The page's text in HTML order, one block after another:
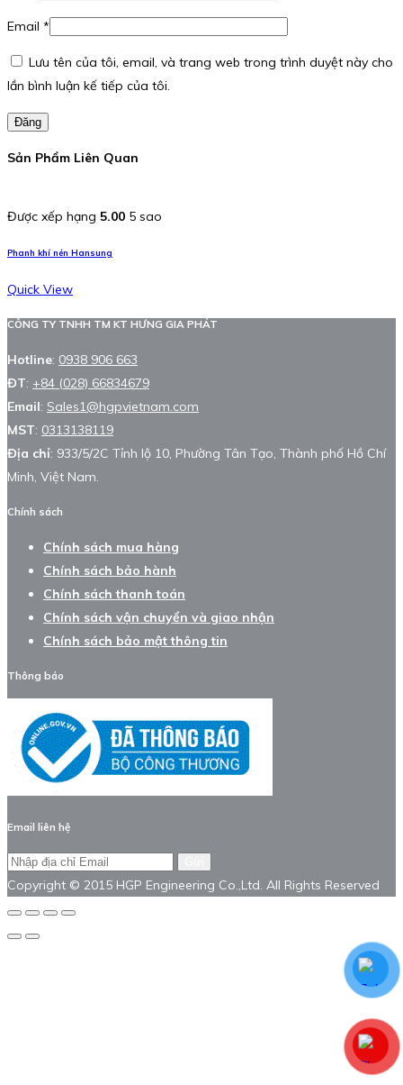
Email *
Lưu tên của tôi, email, và trang web trong trình duyệt này cho
lần bình luận kế tiếp của tôi.
Đăng
Sản Phẩm Liên Quan
Được xếp hạng 5.00 5 sao
Phanh khí nén Hansung
Quick View
CÔNG TY TNHH TM KT HƯNG GIA PHÁT
Hotline: 0938 906 663
ĐT: +84 (028) 66834679
Email: Sales1@hgpvietnam.com
MST: 0313138119
Địa chỉ: 933/5/2C Tỉnh lộ 10, Phường Tân Tạo, Thành phố Hồ Chí
Minh, Việt Nam.
Chính sách
Chính sách mua hàng
Chính sách bảo hành
Chính sách thanh toán
Chính sách vận chuyển và giao nhận
Chính sách bảo mật thông tin
Thông báo
Email liên hệ
Copyright © 2015 HGP Engineering Co.,Ltd. All Rights Reserved